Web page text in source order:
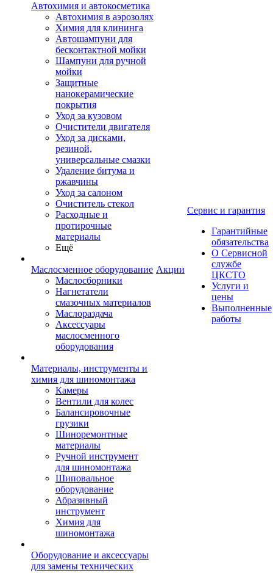
Автохимия и автокосметика
Автохимия в аэрозолях
Химия для клининга
Автошампуни для
бесконтактной мойки
Шампуни для ручной
мойки
Защитные
нанокерамические
покрытия
Уход за кузовом
Очистители двигателя
Уход за дисками,
резиной,
универсальные смазки
Удаление битума и
ржавчины
Уход за салоном
Очиститель стекол
Расходные и
протирочные
материалы
Ещё
Маслосменное оборудование
Маслосборники
Нагнетатели
смазочных материалов
Маслораздача
Аксессуары
маслосменного
оборудования
Материалы, инструменты и
химия для шиномонтажа
Камеры
Вентили для колес
Балансировочные
грузики
Шиноремонтные
материалы
Ручной инструмент
для шиномонтажа
Шиповальное
оборудование
Абразивный
инструмент
Химия для
шиномонтажа
Оборудование и аксессуары
для замены технических
Акции
Сервис и гарантия
Гарантийные
обязательства
О Сервисной
службе
ЦКСТО
Услуги и
цены
Выполненные
работы